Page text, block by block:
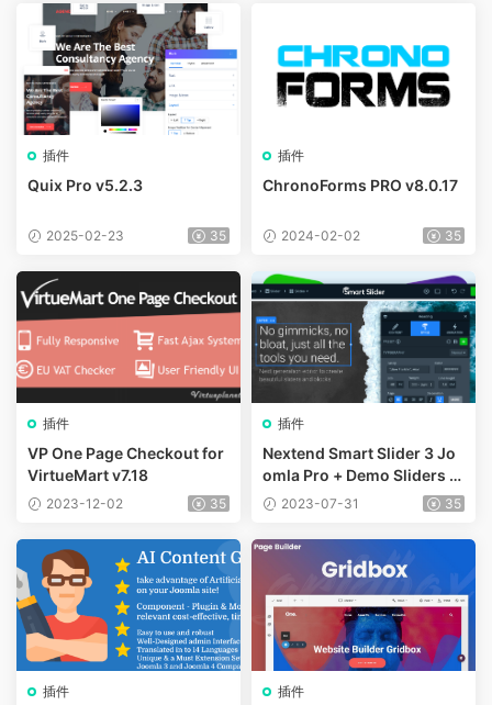
插件
Quix Pro v5.2.3
2025-02-23 35
插件
ChronoForms PRO v8.0.17
2024-02-02 35
插件
VP One Page Checkout for
VirtueMart v7.18
2023-12-02 35
插件
Nextend Smart Slider 3 Jo
omla Pro + Demo Sliders v
3.5.1.17
2023-07-31 35
插件 插件